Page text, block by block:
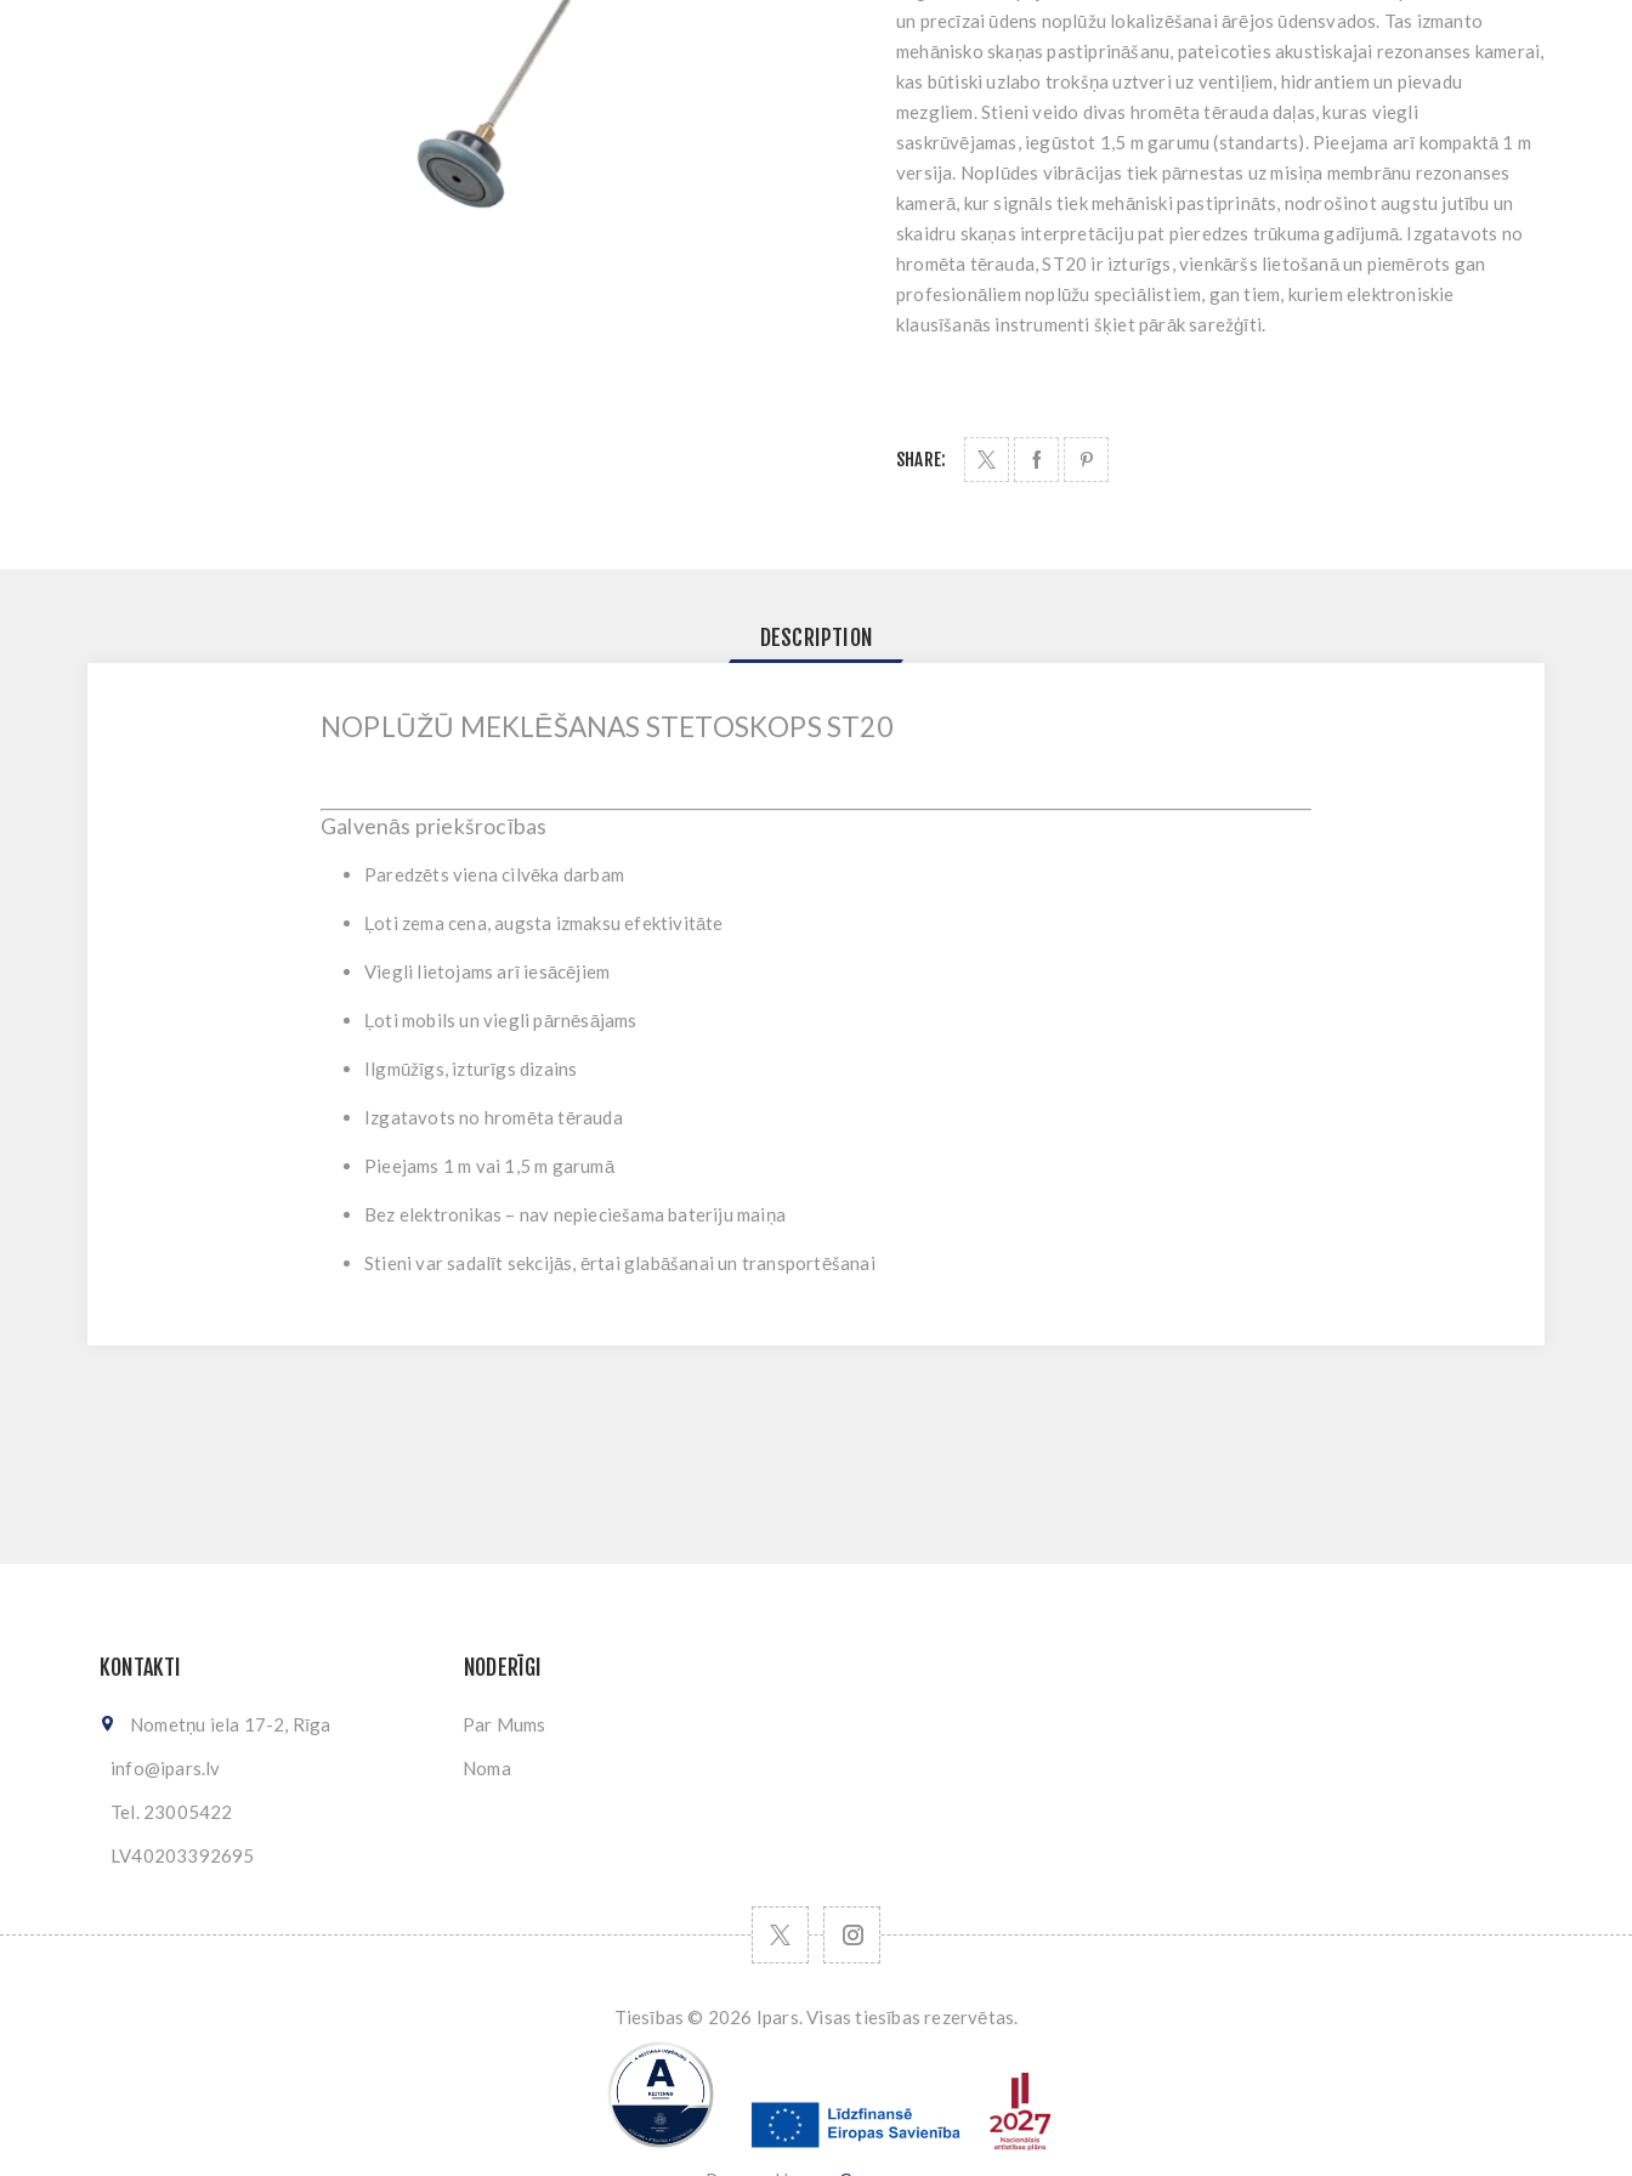
un precīzai ūdens noplūžu lokalizēšanai ārējos ūdensvados. Tas izmanto
mehānisko skaņas pastiprināšanu, pateicoties akustiskajai rezonanses kamerai,
kas būtiski uzlabo trokšņa uztveri uz ventiļiem, hidrantiem un pievadu
mezgliem. Stieni veido divas hromēta tērauda daļas, kuras viegli
saskrūvējamas, iegūstot 1,5 m garumu (standarts). Pieejama arī kompaktā 1 m
versija. Noplūdes vibrācijas tiek pārnestas uz misiņa membrānu rezonanses
kamerā, kur signāls tiek mehāniski pastiprināts, nodrošinot augstu jutību un
skaidru skaņas interpretāciju pat pieredzes trūkuma gadījumā. Izgatavots no
hromēta tērauda, ST20 ir izturīgs, vienkāršs lietošanā un piemērots gan
profesionāliem noplūžu speciālistiem, gan tiem, kuriem elektroniskie
klausīšanās instrumenti šķiet pārāk sarežģīti.
SHARE:
DESCRIPTION
NOPLŪŽŪ MEKLĒŠANAS STETOSKOPSST20
Galvenās priekšrocības
Paredzēts viena cilvēka darbam
Ļoti zema cena, augsta izmaksu efektivitāte
Viegli lietojams arī iesācējiem
Ļoti mobils un viegli pārnēsājams
Ilgmūžīgs, izturīgs dizains
Izgatavots no hromēta tērauda
Pieejams 1 m vai 1,5 m garumā
Bez elektronikas – nav nepieciešama bateriju maiņa
Stieni varsadalīt sekcijās, ērtai glabāšanai un transportēšanai
KONTAKTI
Nometņu iela 17-2, Rīga
info@ipars.lv
Tel. 23005422
LV40203392695
NODERĪGI
Par Mums
Noma
Tiesības © 2026 Ipars. Visas tiesības rezervētas.